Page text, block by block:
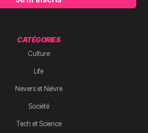
CATÉGORIES
Culture
Life
Nevers et Nièvre
Société
Tech et Science